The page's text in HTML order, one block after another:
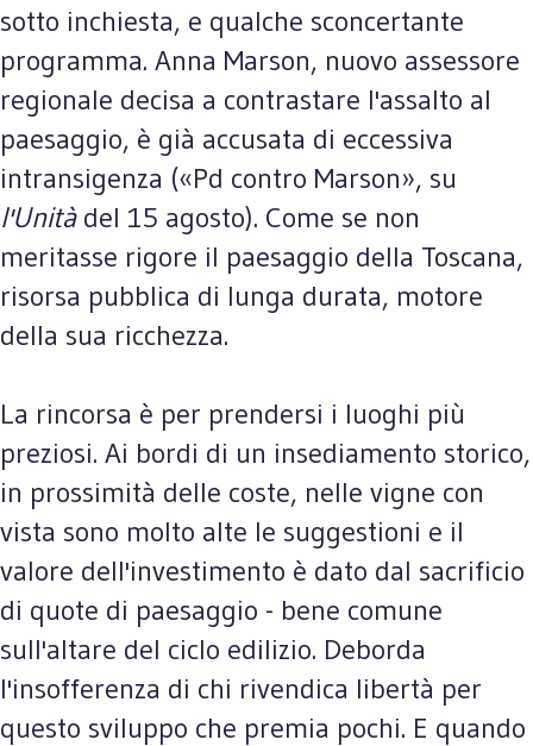
sotto inchiesta, e qualche sconcertante
programma. Anna Marson, nuovo assessore
regionale decisa a contrastare l'assalto al
paesaggio, è già accusata di eccessiva
intransigenza («Pd contro Marson», su
l'Unitàdel 15 agosto). Come se non
meritasse rigore il paesaggio della Toscana,
risorsa pubblica di lunga durata, motore
della sua ricchezza.
La rincorsa è per prendersi i luoghi più
preziosi. Ai bordi di un insediamento storico,
in prossimità delle coste, nelle vigne con
vista sono molto alte le suggestioni e il
valore dell'investimento è dato dal sacrificio
di quote di paesaggio - bene comune
sull'altare del ciclo edilizio. Deborda
l'insofferenza di chi rivendica libertà per
questo sviluppo che premia pochi. E quando